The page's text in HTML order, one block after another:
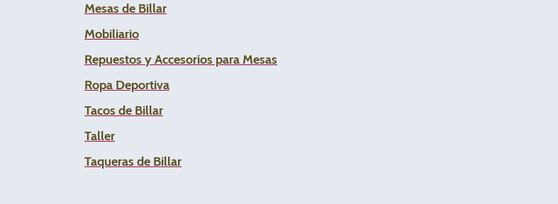
Mesas de Billar
Mobiliario
Repuestos y Accesorios para Mesas
Ropa Deportiva
Tacos de Billar
Taller
Taqueras de Billar